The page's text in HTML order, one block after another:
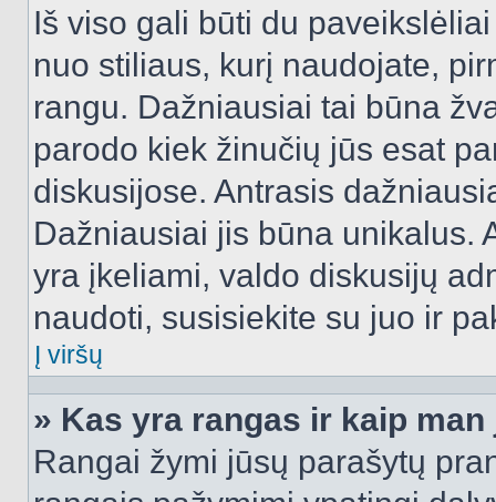
Iš viso gali būti du
nuo stiliaus, kurį naudojate,
rangu. Dažniausiai tai būna
parodo kiek žinučių jūs esat
diskusijose. Antrasis
Dažniausiai jis būna unikalus.
yra įkeliami, valdo diskusijų
naudoti, susisiekite su juo ir
Į viršų
» Kas yra rangas ir kaip
Rangai žymi jūsų parašytų